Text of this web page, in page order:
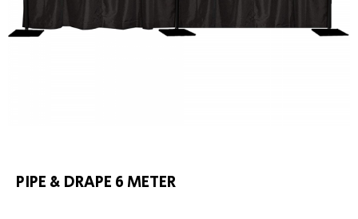
PIPE & DRAPE 6 METER